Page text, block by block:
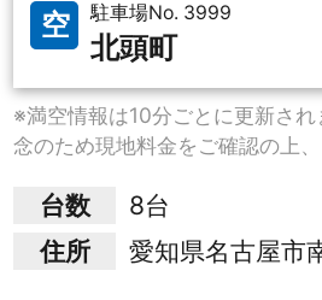
空 駐車場No. 3999
北頭町
※満空情報は10分ごとに更新され
念のため現地料金をご確認の上、
台数
8台
住所
愛知県名古屋市